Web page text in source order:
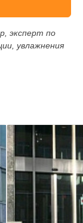
эксперт по
увлажнения